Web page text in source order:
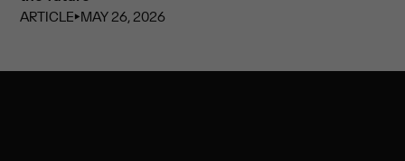
ARTICLE⏵MAY 26, 2026